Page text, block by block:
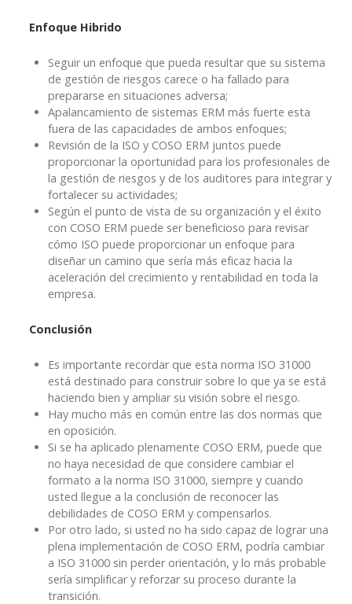
Enfoque Hibrido
Seguir un enfoque que pueda resultar que su sistema
de gestión de riesgos carece o ha fallado para
prepararse en situaciones adversa;
Apalancamiento de sistemas ERM más fuerte esta
fuera de las capacidades de ambos enfoques;
Revisión de la ISO y COSO ERM juntos puede
proporcionar la oportunidad para los profesionales de
la gestión de riesgos y de los auditores para integrar y
fortalecer su actividades;
Según el punto de vista de su organización y el éxito
con COSO ERM puede ser beneficioso para revisar
cómo ISO puede proporcionar un enfoque para
diseñar un camino que sería más eficaz hacia la
aceleración del crecimiento y rentabilidad en toda la
empresa.
Conclusión
Es importante recordar que esta norma ISO 31000
está destinado para construir sobre lo que ya se está
haciendo bien y ampliar su visión sobre el riesgo.
Hay mucho más en común entre las dos normas que
en oposición.
Si se ha aplicado plenamente COSO ERM, puede que
no haya necesidad de que considere cambiar el
formato a la norma ISO 31000, siempre y cuando
usted llegue a la conclusión de reconocer las
debilidades de COSO ERM y compensarlos.
Por otro lado, si usted no ha sido capaz de lograr una
plena implementación de COSO ERM, podría cambiar
a ISO 31000 sin perder orientación, y lo más probable
sería simplificar y reforzar su proceso durante la
transición.